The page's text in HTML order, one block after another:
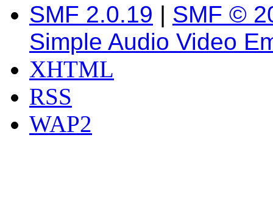
SMF 2.0.19 | SMF ©
Simple Audio Video
XHTML
RSS
WAP2